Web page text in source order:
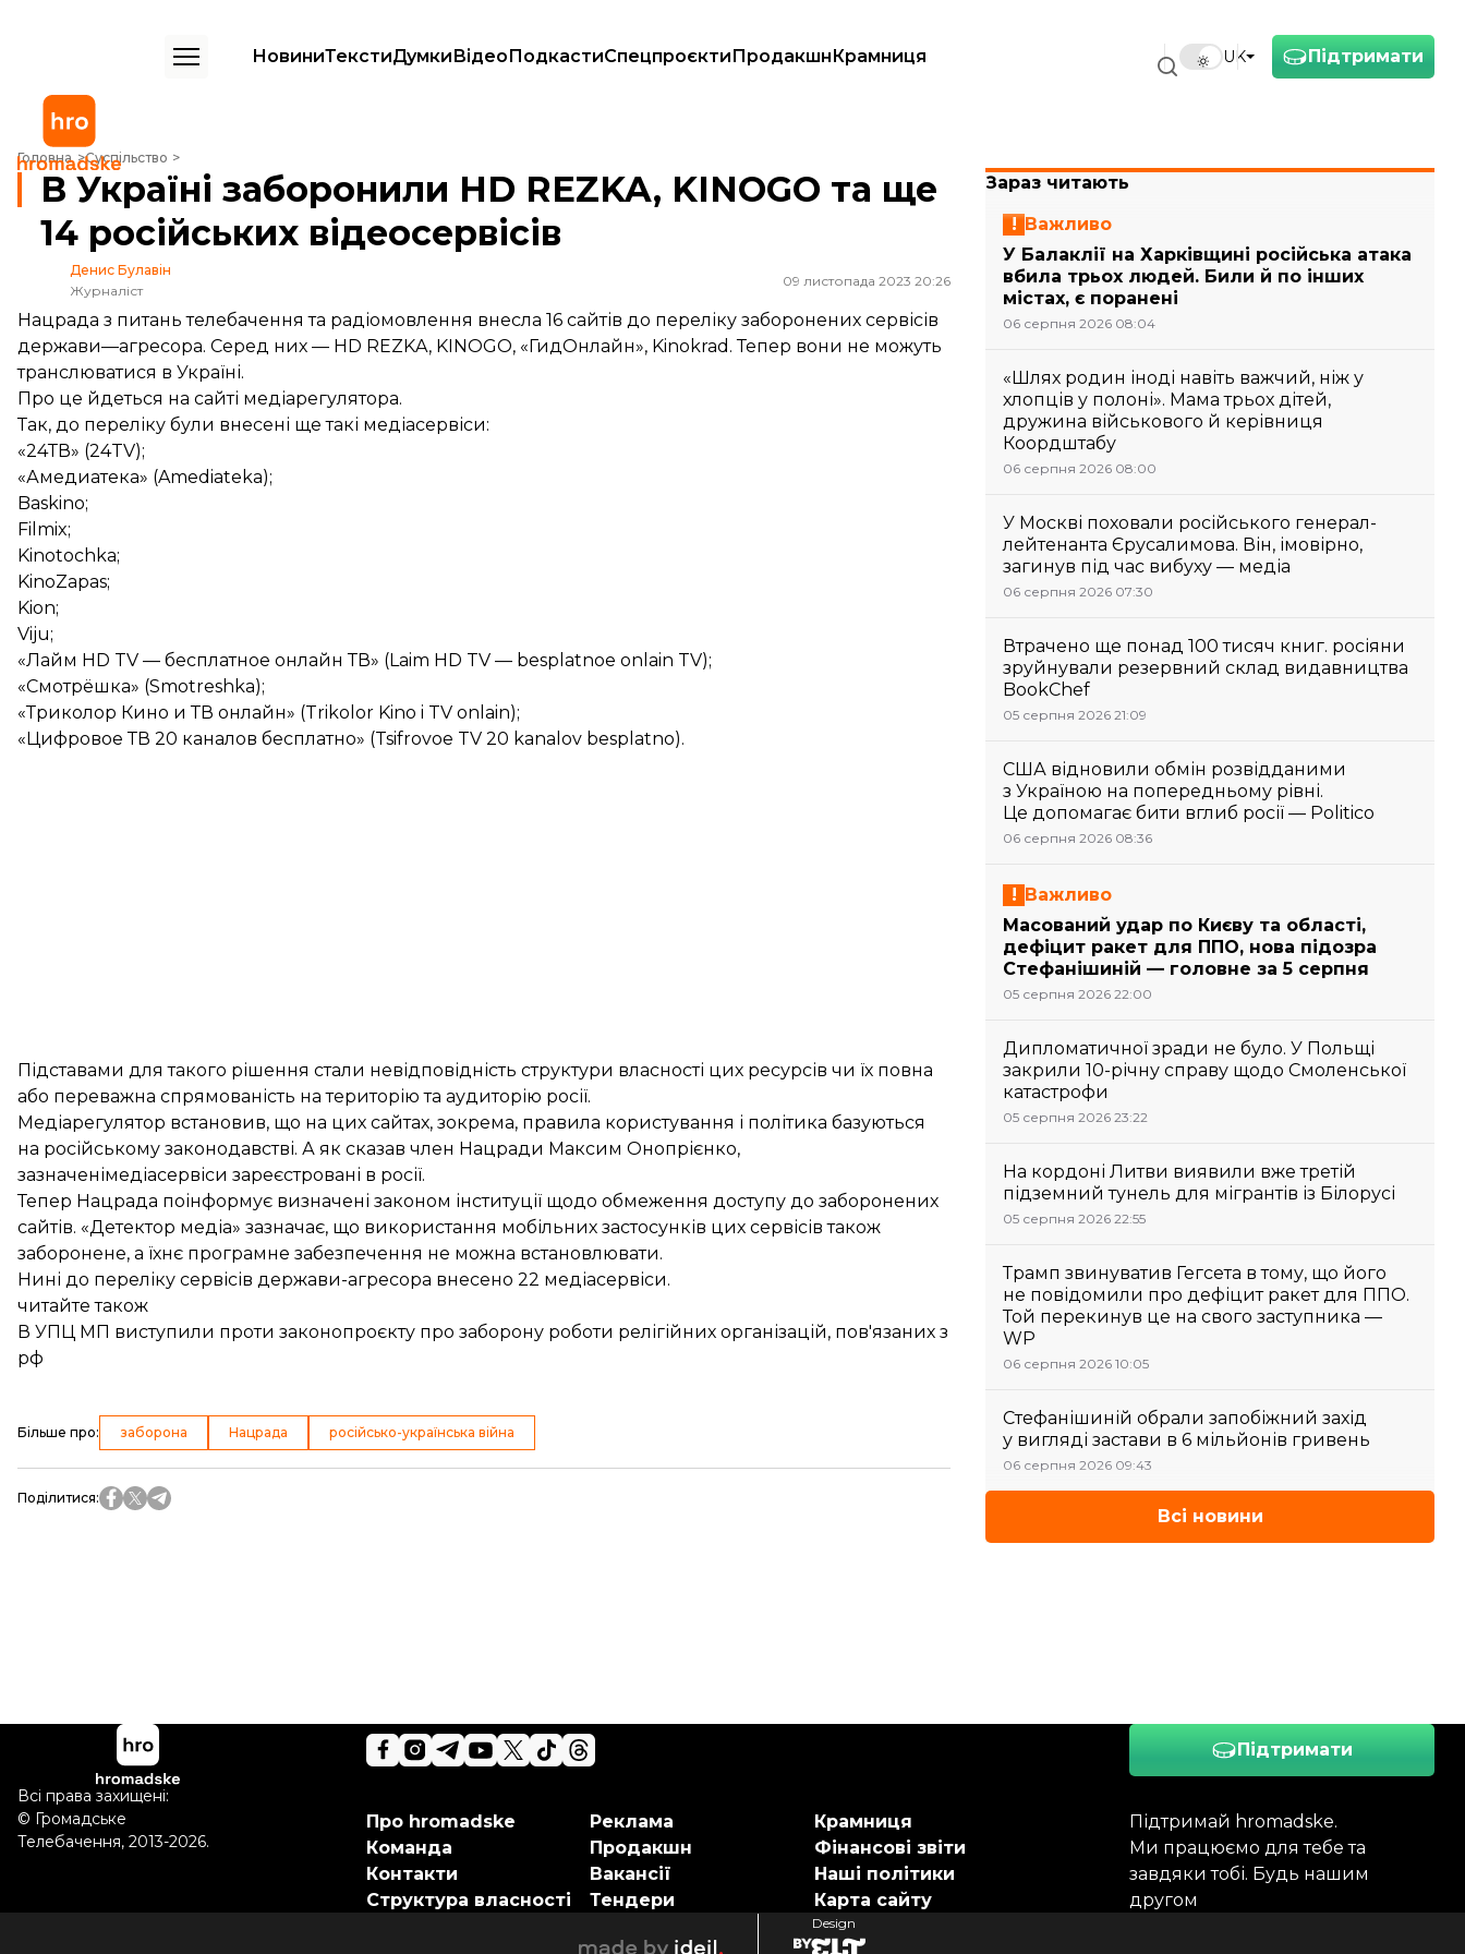
Підтримати
UK
НовиниТекстиДумкиВідеоПодкастиСпецпроєктиПродакшнКрамниця
Головна Суспільство
В Україні заборонили HD REZKA, KINOGO та ще 14 російських відеосервісів
В Україні заборонили HD REZKA, KINOGO та ще
14 російських відеосервісів
Денис Булавін
Журналіст
09 листопада 2023 20:26
Нацрада з питань телебачення та радіомовлення внесла 16 сайтів до переліку заборонених сервісів
держави—агресора. Серед них — HD REZKA, KINOGO, «ГидОнлайн», Kinokrad. Тепер вони не можуть
транслюватися в Україні.
Про це йдеться на сайті медіарегулятора.
Так, до переліку були внесені ще такі медіасервіси:
«24ТВ» (24TV);
«Амедиатека» (Amediateka);
Baskino;
Filmix;
Kinotochka;
KinoZapas;
Kion;
Viju;
«Лайм HD TV — бесплатное онлайн ТВ» (Laim HD TV — besplatnoe onlain TV);
«Смотрёшка» (Smotreshka);
«Триколор Кино и ТВ онлайн» (Trikolor Kino i TV onlain);
«Цифровое ТВ 20 каналов бесплатно» (Tsifrovoe TV 20 kanalov besplatno).
Підставами для такого рішення стали невідповідність структури власності цих ресурсів чи їх повна
або переважна спрямованість на територію та аудиторію росії.
Медіарегулятор встановив, що на цих сайтах, зокрема, правила користування і політика базуються
на російському законодавстві. А як сказав член Нацради Максим Онопрієнко,
зазначенімедіасервіси зареєстровані в росії.
Тепер Нацрада поінформує визначені законом інституції щодо обмеження доступу до заборонених
сайтів. «Детектор медіа» зазначає, що використання мобільних застосунків цих сервісів також
заборонене, а їхнє програмне забезпечення не можна встановлювати.
Нині до переліку сервісів держави-агресора внесено 22 медіасервіси.
читайте також
В УПЦ МП виступили проти законопроєкту про заборону роботи релігійних організацій, пов'язаних з
рф
Більше про: заборона Нацрада російсько-українська війна
Поділитися:
Зараз читають
Важливо
У Балаклії на Харківщині російська атака
вбила трьох людей. Били й по інших
містах, є поранені
06 серпня 2026 08:04
«Шлях родин іноді навіть важчий, ніж у
хлопців у полоні». Мама трьох дітей,
дружина військового й керівниця
Коордштабу
06 серпня 2026 08:00
У Москві поховали російського генерал-
лейтенанта Єрусалимова. Він, імовірно,
загинув під час вибуху — медіа
06 серпня 2026 07:30
Втрачено ще понад 100 тисяч книг. росіяни
зруйнували резервний склад видавництва
BookChef
05 серпня 2026 21:09
США відновили обмін розвідданими
з Україною на попередньому рівні.
Це допомагає бити вглиб росії — Politico
06 серпня 2026 08:36
Важливо
Масований удар по Києву та області,
дефіцит ракет для ППО, нова підозра
Стефанішиній — головне за 5 серпня
05 серпня 2026 22:00
Дипломатичної зради не було. У Польщі
закрили 10-річну справу щодо Смоленської
катастрофи
05 серпня 2026 23:22
На кордоні Литви виявили вже третій
підземний тунель для мігрантів із Білорусі
05 серпня 2026 22:55
Трамп звинуватив Гегсета в тому, що його
не повідомили про дефіцит ракет для ППО.
Той перекинув це на свого заступника —
WP
06 серпня 2026 10:05
Стефанішиній обрали запобіжний захід
у вигляді застави в 6 мільйонів гривень
06 серпня 2026 09:43
Всі новини
Підтримати
Підтримай hromadske.
Ми працюємо для тебе та
завдяки тобі. Будь нашим
другом
Про hromadske
Команда
Контакти
Структура власності
Реклама
Продакшн
Вакансії
Тендери
Крамниця
Фінансові звіти
Наші політики
Карта сайту
Всі права захищені:
© Громадське
Телебачення, 2013-2026.
ideil
Design
elt